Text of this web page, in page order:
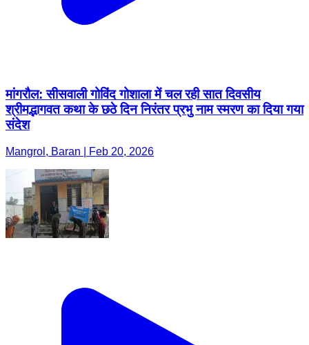
मांगरौल: सीसवाली गोविंद गोशाला में चल रही सात दिवसीय
श्रीमद्भागवत कथा के छठे दिन निरंतर प्रभु नाम स्मरण का दिया गया
संदेश
Mangrol, Baran | Feb 20, 2026